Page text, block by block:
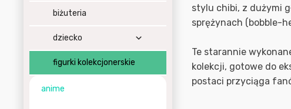
biżuteria
dziecko
figurki kolekcjonerskie
anime
stylu chibi, z dużymi
sprężynach (bobble-
Te starannie
kolekcji, gotowe do
postaci przyciąga